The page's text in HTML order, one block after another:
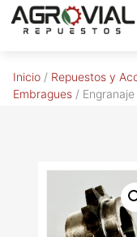
Inicio / Repuestos y
Embragues /